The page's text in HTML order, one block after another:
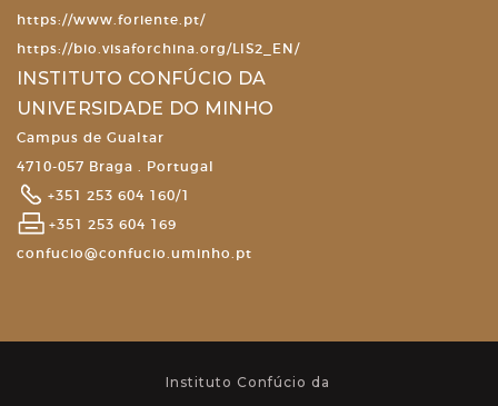
https://www.foriente.pt/
https://bio.visaforchina.org/LIS2_EN/
INSTITUTO CONFÚCIO DA
UNIVERSIDADE DO MINHO
Campus de Gualtar
4710-057 Braga . Portugal
+351 253 604 160/1
+351 253 604 169
confucio@confucio.uminho.pt
Instituto Confúcio da